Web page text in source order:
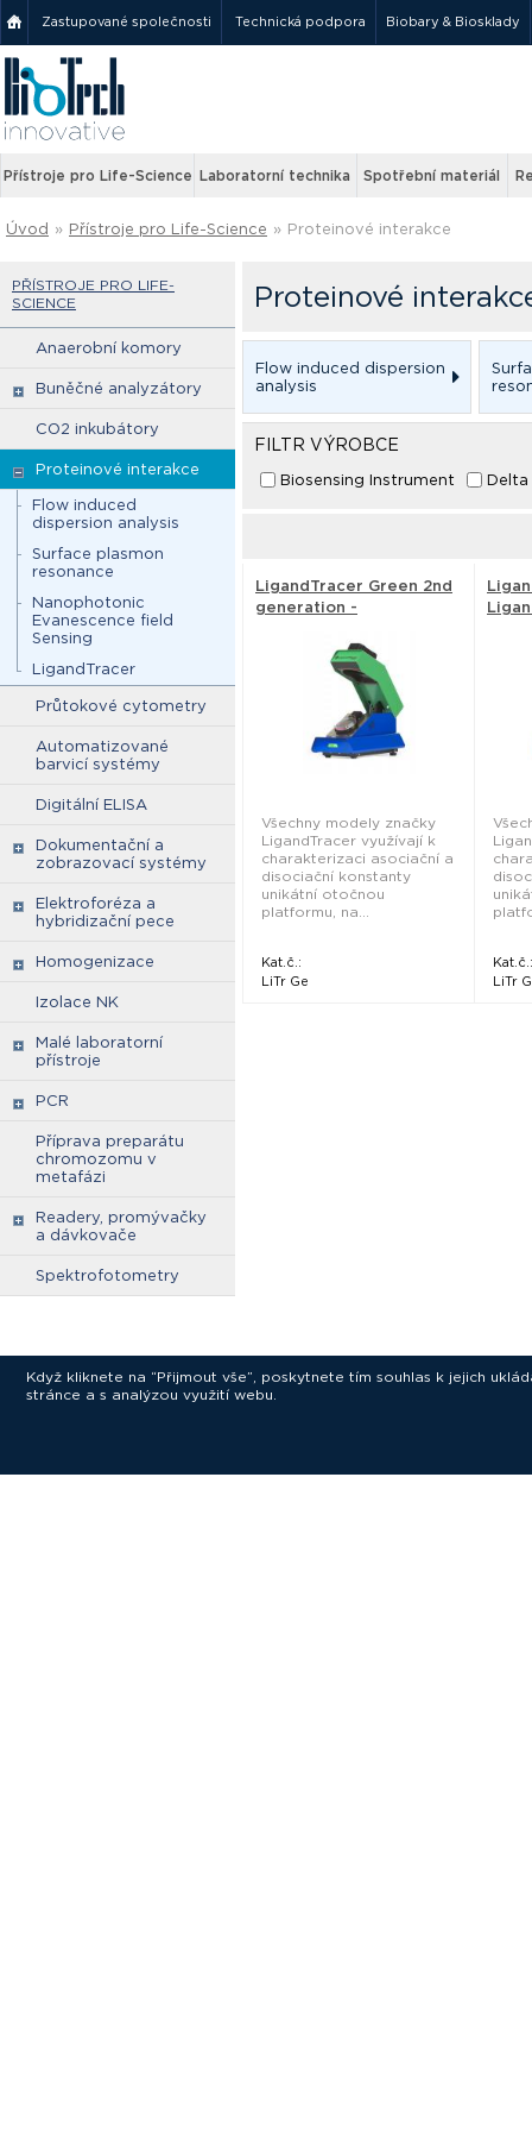
Zastupované společnosti Technická podpora Biobary & Biosklady
Přístroje pro Life-Science Laboratorní technika Spotřební materiál
Úvod » Přístroje pro Life-Science » Proteinové interakce
PŘÍSTROJE PRO LIFE-
SCIENCE
Anaerobní komory
Buněčné analyzátory
CO2 inkubátory
Proteinové interakce
Flow induced
dispersion analysis
Surface plasmon
resonance
Nanophotonic
Evanescence field
Sensing
LigandTracer
Průtokové cytometry
Automatizované
barvicí systémy
Digitální ELISA
Dokumentační a
zobrazovací systémy
Elektroforéza a
hybridizační pece
Homogenizace
Izolace NK
Malé laboratorní
přístroje
PCR
Příprava preparátu
chromozomu v
metafázi
Readery, promývačky
a dávkovače
Spektrofotometry
Proteinové
Flow induced dispersion
analysis
FILTR VÝROBCE
Biosensing Instrument Delta
LigandTracer Green 2nd
generation -
Všechny modely značky
LigandTracer využívají k
charakterizaci asociační a
disociační konstanty
unikátní otočnou
platformu, na...
Kat.č.:
LiTr Ge
Kat.č.:
LiTr
Když kliknete na “Přijmout vše”, poskytnete tím souhlas k jejich
stránce a s analýzou využití webu.